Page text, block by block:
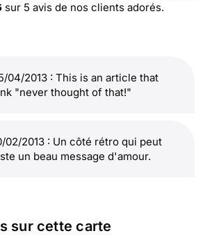
sur 5 avis de nos clients adorés.
04/2013 : This is an article that
"never thought of that!"
02/2013 : Un côté rétro qui peut
un beau message d'amour.
sur cette carte